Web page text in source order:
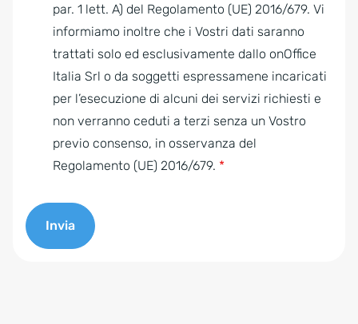
*
par. 1 lett. A) del Regolamento (UE) 2016/679. Vi
informiamo inoltre che i Vostri dati saranno
trattati solo ed esclusivamente dallo onOffice
Italia Srl o da soggetti espressamene incaricati
per l’esecuzione di alcuni dei servizi richiesti e
non verranno ceduti a terzi senza un Vostro
previo consenso, in osservanza del
Regolamento (UE) 2016/679. *
Invia